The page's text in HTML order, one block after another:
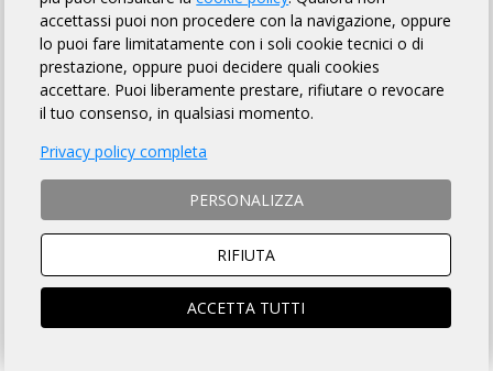
TORNA AL BREVETTO
REGOLAMENTO
FILIPPELLI VECCHIA PARMA organizza per il giorno 24/10/2026
la Randonnée "INTO THE GRAVEL" avente Km 120 di lunghezza,
per l'acquisizione del relativo brevetto, la cui
è fatto OBBLIGO a ciascun partecipante di leggere, si trova
questo link.
Art. 2 NATURA DELLA MANIFESTAZIONE
Il Brevetto Randonnée "INTO THE GRAVEL" è una
manifestazione sportiva, non competitiva, di resistenza e
accettassi puoi non procedere con la navigazione, oppure
lo puoi fare limitatamente con i soli cookie tecnici o di
prestazione, oppure puoi decidere quali cookies
accettare. Puoi liberamente prestare, rifiutare o revocare
il tuo consenso, in qualsiasi momento.
Privacy policy completa
PERSONALIZZA
RIFIUTA
ACCETTA TUTTI